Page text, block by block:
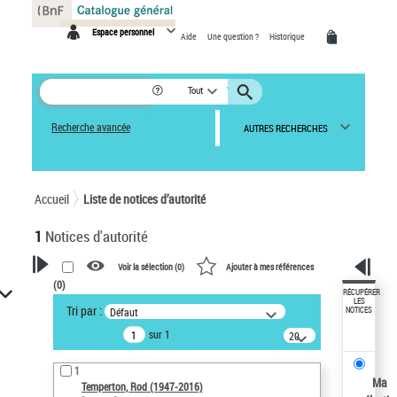
Espace personnel Aide Une question ? Historique
Tout
Recherche avancée AUTRES RECHERCHES
Accueil Liste de notices d’autorité
1 Notices d'autorité
VOTRE RECHERCHE
Recherche avancée dans les
notices d’autorité
Œuvres liées à l'auteur :
Temperton, Rod (1947-2016)
Voir la sélection (0) Ajouter à mes références
(0)
Tri par : Défaut
sur 1
20
résultats/page
1
Temperton, Rod (1947-2016)
RÉCUPÉRER
LES
NOTICES
Ma
Panneau de gestion des cookies